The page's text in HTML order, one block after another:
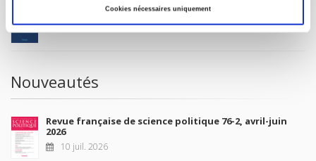
Cookies nécessaires uniquement
La France et l'Union européenne
4 sept. 2026
Nouveautés
Revue française de science politique 76-2, avril-juin
2026
10 juil. 2026